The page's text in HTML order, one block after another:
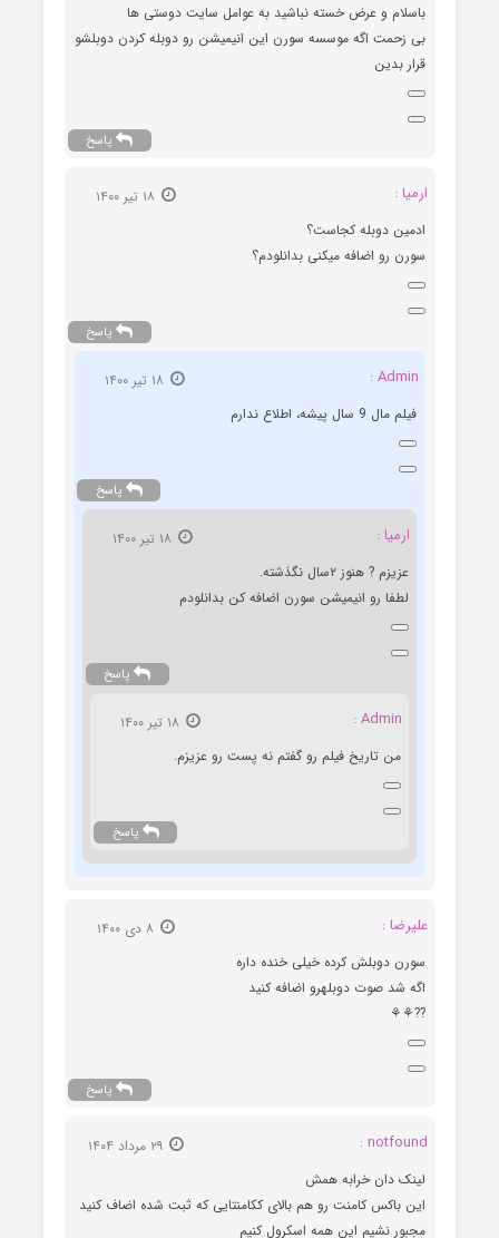
باسلام و عرض خسته نباشید به عوامل سایت دوستی ها
بی زحمت اگه موسسه سورن این انیمیشن رو دوبله کردن دوبلشو
قرار بدین
پاسخ
ارمیا :
ادمین دوبله کجاست؟
سورن رو اضافه میکنی بدانلودم؟
پاسخ
Admin :
فیلم مال 9 سال پیشه، اطلاع ندارم
پاسخ
ارمیا :
عزیزم ? هنوز ۲سال نگذشته.
لطفا رو انیمیشن سورن اضافه کن بدانلودم
پاسخ
Admin :
من تاریخ فیلم رو گفتم نه پست رو عزیزم.
پاسخ
علیرضا :
سورن دوبلش کرده خیلی خنده داره
اگه شد صوت دوبلهرو اضافه کنید
??⚘⚘
پاسخ
notfound :
۲۹ مرداد ۱۴۰۴
لینک دان خرابه همش
این باکس کامنت رو هم بالای ککامنتایی که ثبت شده اضاف کنید
مجبور نشیم این همه اسکرول کنیم